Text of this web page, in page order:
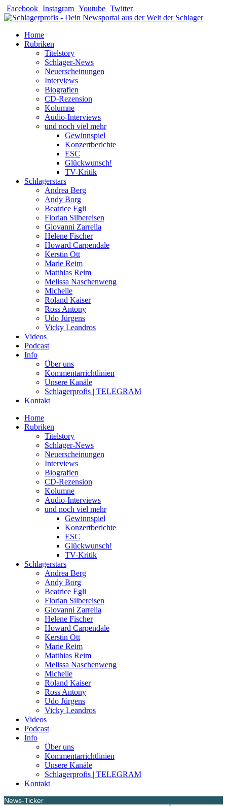
Zum
Inhalt
Facebook Instagram Youtube Twitter
Home
Rubriken
Titelstory
Schlager-News
Neuerscheinungen
Interviews
Biografien
CD-Rezension
Kolumne
Audio-Interviews
und noch viel mehr
Gewinnspiel
Konzertberichte
ESC
Glückwunsch!
TV-Kritik
Schlagerstars
Andrea Berg
Andy Borg
Beatrice Egli
Florian Silbereisen
Giovanni Zarrella
Helene Fischer
Howard Carpendale
Kerstin Ott
Marie Reim
Matthias Reim
Melissa Naschenweng
Michelle
Roland Kaiser
Ross Antony
Udo Jürgens
Vicky Leandros
Videos
Podcast
Info
Über uns
Kommentarrichtlinien
Unsere Kanäle
Schlagerprofis | TELEGRAM
Kontakt
Home
Rubriken
Titelstory
Schlager-News
Neuerscheinungen
Interviews
Biografien
CD-Rezension
Kolumne
Audio-Interviews
und noch viel mehr
Gewinnspiel
Konzertberichte
ESC
Glückwunsch!
TV-Kritik
Schlagerstars
Andrea Berg
Andy Borg
Beatrice Egli
Florian Silbereisen
Giovanni Zarrella
Helene Fischer
Howard Carpendale
Kerstin Ott
Marie Reim
Matthias Reim
Melissa Naschenweng
Michelle
Roland Kaiser
Ross Antony
Udo Jürgens
Vicky Leandros
Videos
Podcast
Info
Über uns
Kommentarrichtlinien
Unsere Kanäle
Schlagerprofis | TELEGRAM
Kontakt
News-Ticker